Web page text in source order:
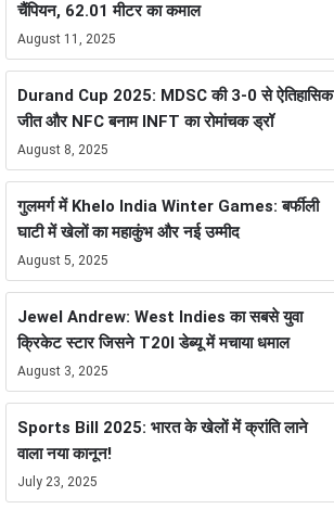
चैंपियन, 62.01 मीटर का कमाल
August 11, 2025
Durand Cup 2025: MDSC की 3-0 से ऐतिहासिक
जीत और NFC बनाम INFT का रोमांचक ड्रॉ
August 8, 2025
गुलमर्ग में Khelo India Winter Games: बर्फीली
घाटी में खेलों का महाकुंभ और नई उम्मीद
August 5, 2025
Jewel Andrew: West Indies का सबसे युवा
क्रिकेट स्टार जिसने T20I डेब्यू में मचाया धमाल
August 3, 2025
Sports Bill 2025: भारत के खेलों में क्रांति लाने
वाला नया कानून!
July 23, 2025